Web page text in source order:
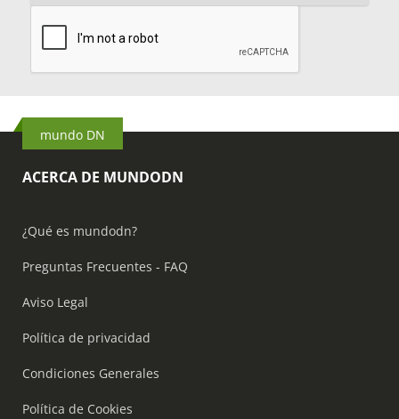
mundo DN
ACERCA DE MUNDODN
¿Qué es mundodn?
Preguntas Frecuentes - FAQ
Aviso Legal
Política de privacidad
Condiciones Generales
Política de Cookies